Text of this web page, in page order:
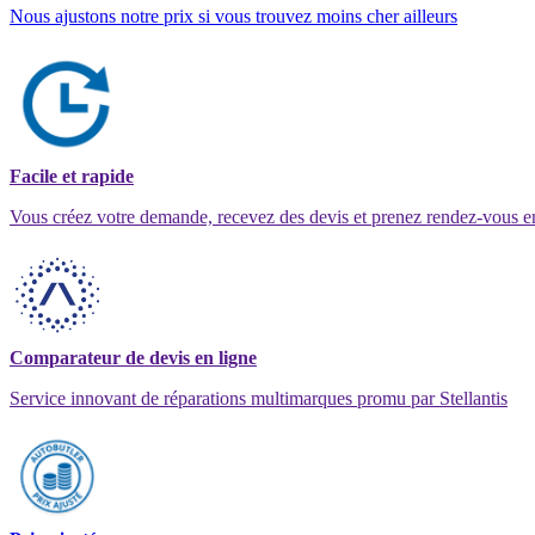
Nous ajustons notre prix si vous trouvez moins cher ailleurs
Facile et rapide
Vous créez votre demande, recevez des devis et prenez rendez-vous
Comparateur de devis en ligne
Service innovant de réparations multimarques promu par Stellantis